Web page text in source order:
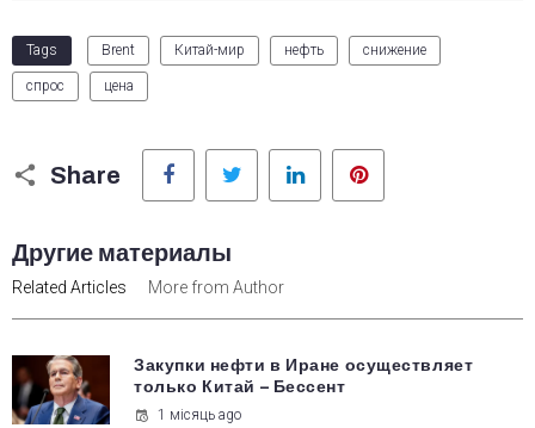
Tags Brent Китай-мир нефть снижение
спрос цена
Share
Facebook Twitter LinkedIn
Другие материалы
Related Articles More from Author
Закупки нефти в Иране осуществляет
только Китай – Бессент
1 місяць ago